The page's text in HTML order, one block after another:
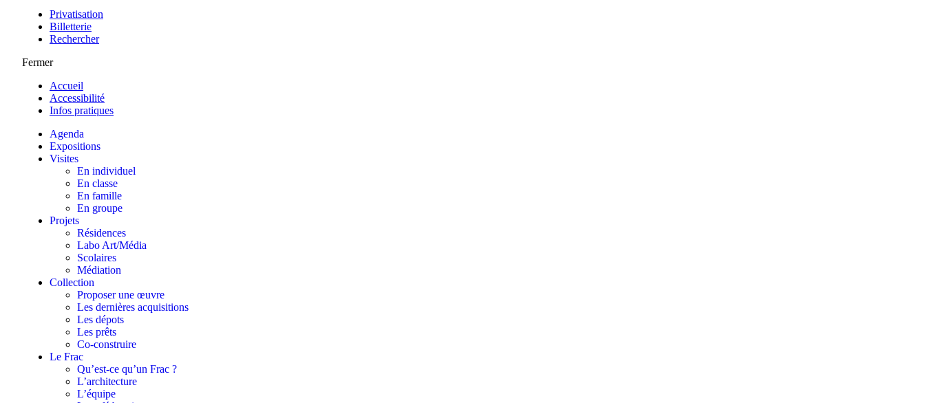
Privatisation
Billetterie
Rechercher
Fermer
Accueil
Accessibilité
Infos pratiques
Agenda
Expositions
Visites
En individuel
En classe
En famille
En groupe
Projets
Résidences
Labo Art/Média
Scolaires
Médiation
Collection
Proposer une œuvre
Les dernières acquisitions
Les dépots
Les prêts
Co-construire
Le Frac
Qu’est-ce qu’un Frac ?
L’architecture
L’équipe